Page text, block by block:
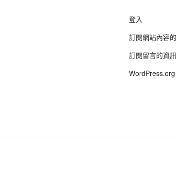
登入
訂閱網站內容
訂閱留言的資